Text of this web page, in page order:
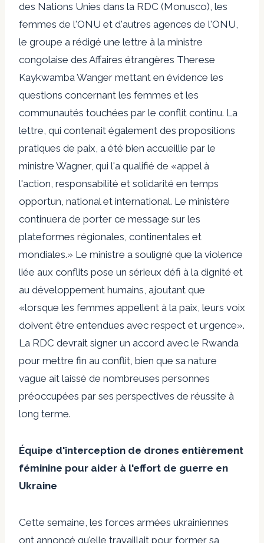
des Nations Unies dans la RDC (Monusco), les
femmes de l'ONU et d'autres agences de l'ONU,
le groupe a rédigé une lettre à la ministre
congolaise des Affaires étrangères Therese
Kaykwamba Wanger mettant en évidence les
questions concernant les femmes et les
communautés touchées par le conflit continu. La
lettre, qui contenait également des propositions
pratiques de paix, a été bien accueillie par le
ministre Wagner, qui l'a qualifié de «appel à
l'action, responsabilité et solidarité en temps
opportun, national et international. Le ministère
continuera de porter ce message sur les
plateformes régionales, continentales et
mondiales.» Le ministre a souligné que la violence
liée aux conflits pose un sérieux défi à la dignité et
au développement humains, ajoutant que
«lorsque les femmes appellent à la paix, leurs voix
doivent être entendues avec respect et urgence».
La RDC devrait signer un accord avec le Rwanda
pour mettre fin au conflit, bien que sa nature
vague ait laissé de nombreuses personnes
préoccupées par ses perspectives de réussite à
long terme.
Équipe d'interception de drones entièrement
féminine pour aider à l'effort de guerre en
Ukraine
Cette semaine, les forces armées ukrainiennes
ont annoncé qu'elle travaillait pour former sa